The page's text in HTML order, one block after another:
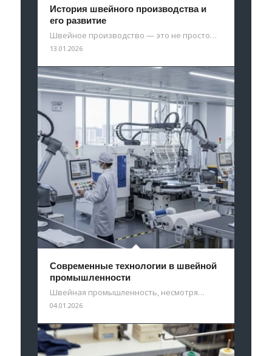
История швейного производства и
его развитие
Швейное производство — это не просто…
13.01.2026
Современные технологии в швейной
промышленности
Швейная промышленность, несмотря…
04.01.2026